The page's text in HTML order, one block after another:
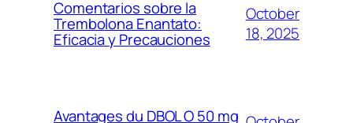
Comentarios sobre la
Trembolona Enantato:
Eficacia y Precauciones
October
18, 2025
Avantages du DBOL O 50 mg